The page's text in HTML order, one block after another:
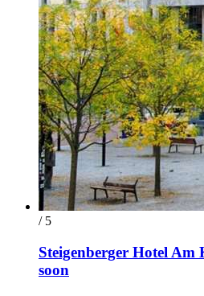
/ 5
Steigenberger Hotel Am
soon